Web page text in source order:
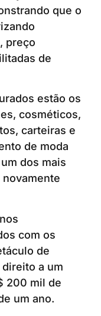
que o
preço
de
estão os
cosméticos,
carteiras e
de moda
dos mais
com os
de
a um
200 mil de
um ano.